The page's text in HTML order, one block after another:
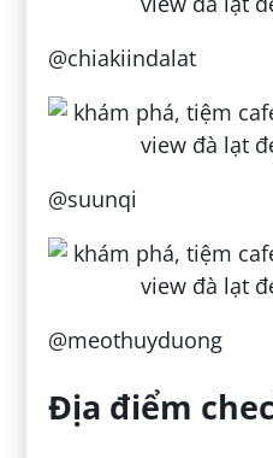
@chiakiindalat
@suunqi
@meothuyduong
Địa điểm